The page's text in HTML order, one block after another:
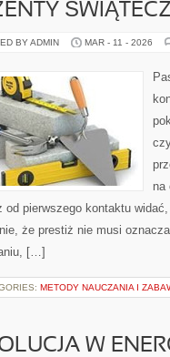
BY ADMIN MAR - 11 - 2026
na
od pierwszego kontaktu
że prestiż nie musi
[…]
METODY NAUCZANIA I
W